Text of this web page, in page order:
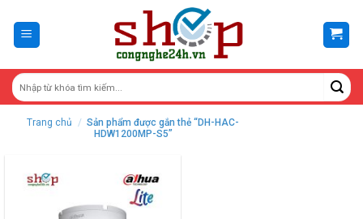
content
Trang chủ / Sản phẩm được gắn thẻ “DH-HAC-
HDW1200MP-S5”